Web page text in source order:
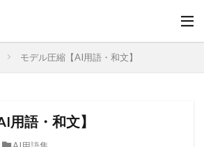
モデル圧縮【AI用語・和文】
用語・和文】